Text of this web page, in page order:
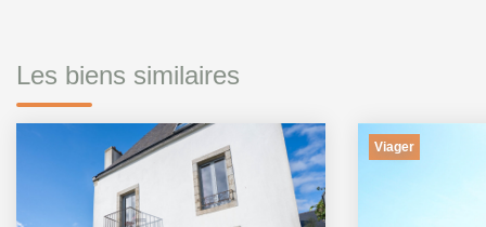
Les biens similaires
Viager